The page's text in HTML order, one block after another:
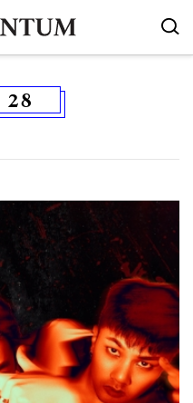
28